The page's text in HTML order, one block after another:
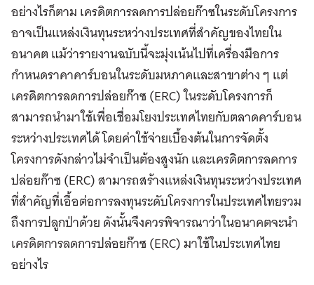
อย่างไรก็ตาม เครดิตการลดการปล่อยก๊าซในระดับโครงการ
อาจเป็นแหล่งเงินทุนระหว่างประเทศที่สำคัญของไทยใน
อนาคต แม้ว่ารายงานฉบับนี้จะมุ่งเน้นไปที่เครื่องมือการ
กำหนดราคาคาร์บอนในระดับมหภาคและสาขาต่าง ๆ แต่
เครดิตการลดการปล่อยก๊าซ (ERC) ในระดับโครงการก็
สามารถนำมาใช้เพื่อเชื่อมโยงประเทศไทยกับตลาดคาร์บอน
ระหว่างประเทศได้ โดยค่าใช้จ่ายเบื้องต้นในการจัดตั้ง
โครงการดังกล่าวไม่จำเป็นต้องสูงนัก และเครดิตการลดการ
ปล่อยก๊าซ (ERC) สามารถสร้างแหล่งเงินทุนระหว่างประเทศ
ที่สำคัญที่เอื้อต่อการลงทุนระดับโครงการในประเทศไทยรวม
ถึงการปลูกป่าด้วย ดังนั้นจึงควรพิจารณาว่าในอนาคตจะนำ
เครดิตการลดการปล่อยก๊าซ (ERC) มาใช้ในประเทศไทย
อย่างไร